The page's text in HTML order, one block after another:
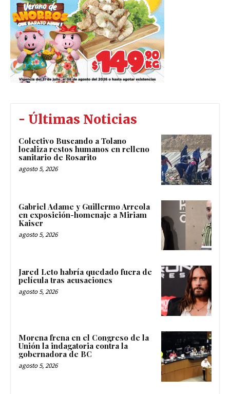
- Últimas Noticias
Colectivo Buscando a Tolano
localiza restos humanos en relleno
sanitario de Rosarito
agosto 5, 2026
Gabriel Adame y Guillermo Arreola
en exposición-homenaje a Miriam
Kaiser
agosto 5, 2026
Jared Leto habría quedado fuera de
película tras acusaciones
agosto 5, 2026
Morena frena en el Congreso de la
Unión la indagatoria contra la
gobernadora de BC
agosto 5, 2026